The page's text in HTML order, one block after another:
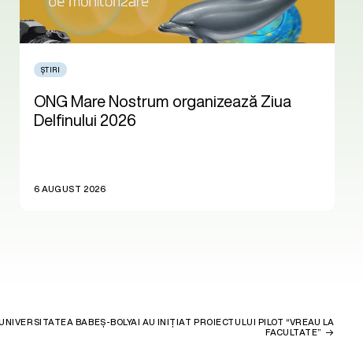
ȘTIRI
ONG Mare Nostrum organizează Ziua
Delfinului 2026
6 AUGUST 2026
BABEȘ-BOLYAI AU INIȚIAT PROIECTULUI PILOT “VREAU LA
FACULTATE”